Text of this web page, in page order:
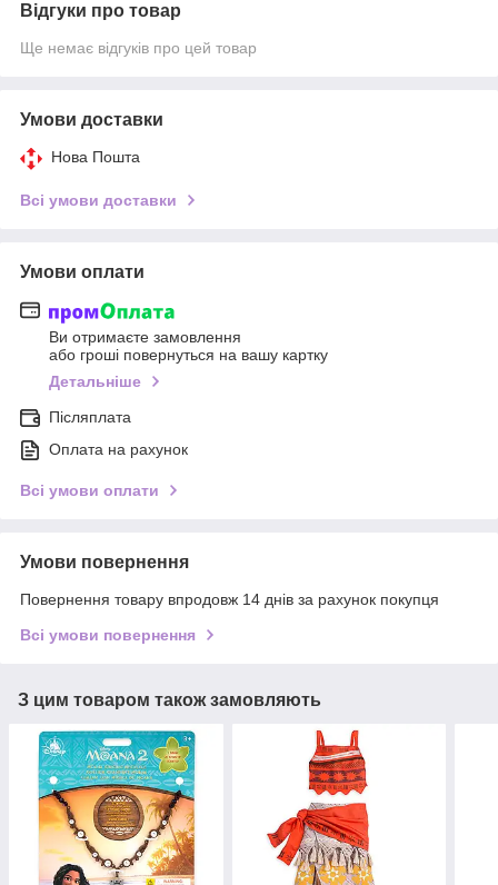
Відгуки про товар
Ще немає відгуків про цей товар
Умови доставки
Нова Пошта
Всі умови доставки
Умови оплати
Ви отримаєте замовлення
або гроші повернуться на вашу картку
Детальніше
Післяплата
Оплата на рахунок
Всі умови оплати
Умови повернення
Повернення товару впродовж 14 днів за рахунок покупця
Всі умови повернення
З цим товаром також замовляють